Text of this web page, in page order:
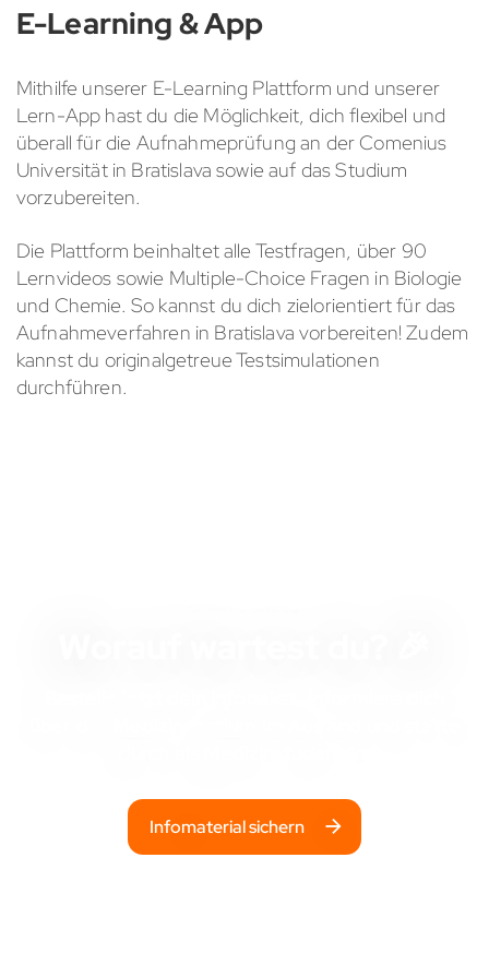
E-Learning & App
Mithilfe unserer E-Learning Plattform und unserer
Lern-App hast du die Möglichkeit, dich flexibel und
überall für die Aufnahmeprüfung an der Comenius
Universität in Bratislava sowie auf das Studium
vorzubereiten.
Die Plattform beinhaltet alle Testfragen, über 90
Lernvideos sowie Multiple-Choice Fragen in Biologie
und Chemie. So kannst du dich zielorientiert für das
Aufnahmeverfahren in Bratislava vorbereiten! Zudem
kannst du originalgetreue Testsimulationen
durchführen.
Infomaterial sichern